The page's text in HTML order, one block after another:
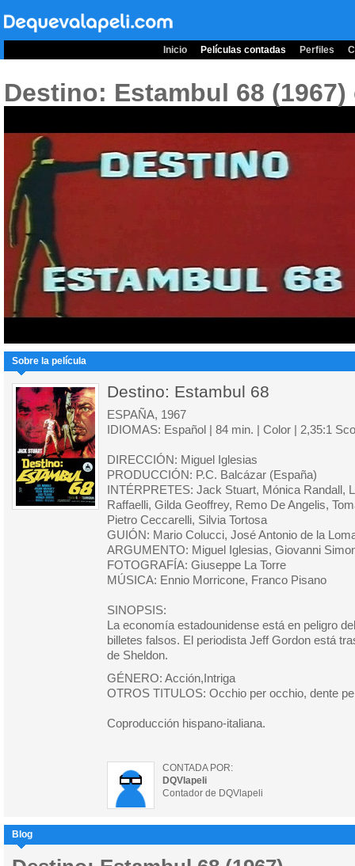
Inicio Películas contadas Perfiles
Destino: Estambul 68 (1967)
Sobre la película
Destino: Estambul 68
ESPAÑA, 1967
IDIOMAS: Español | 84 min. | Color | 2,35:1
DIRECCIÓN: Miguel Iglesias
PRODUCCIÓN: P.C. Balcázar (España)
INTÉRPRETES: Jack Stuart, Mónica Randall,
Raffaelli, Gilda Geoffrey, Remo De Angelis,
Pietro Ceccarelli, Silvia Tortosa
GUIÓN: Mario Colucci, José Antonio de la
ARGUMENTO: Miguel Iglesias, Giovanni
FOTOGRAFÍA: Giuseppe La Torre
MÚSICA: Ennio Morricone, Franco Pisano
SINOPSIS:
La economía estadounidense está en peligro
billetes falsos. El periodista Jeff Gordon está
de Sheldon.
GÉNERO: Acción,Intriga
OTROS TITULOS: Occhio per occhio, dente
Coproducción hispano-italiana.
CONTADA POR:
DQVlapeli
Contador de DQVlapeli
Blog